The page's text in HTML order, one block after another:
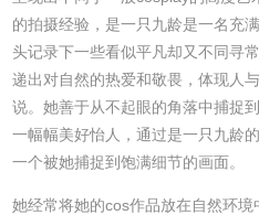
的拍摄经验，是一只九龄是一名充
头记录下一些看似平凡却又不同寻
递出对自然的热爱和敬畏，体现人
说。她善于从不起眼的角落中捕捉
一幅幅美好怡人，通过是一只九
一个被她捕捉到饱满细节的画面。
她经常将她的cos作品放在自然环